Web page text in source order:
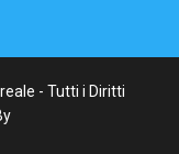
- Tutti i Diritti